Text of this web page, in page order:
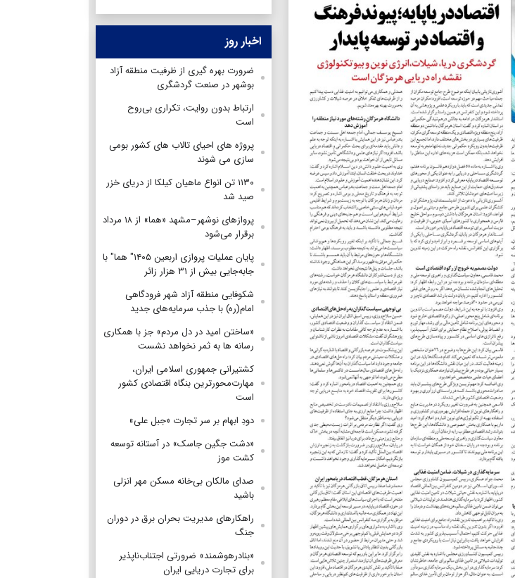
اخبار روز
ضرورت بهره گیری از ظرفیت منطقه آزاد
بوشهر در صنعت گردشگری
ارتباط بدون روایت، تکراری بی‌روح
است
پروژه های احیای تالاب های کشور بومی
سازی می شوند
۱۱۳۰ تن انواع ماهیان کیلکا از دریای خزر
صید شد
پروازهای نوشهر–مشهد «هما» از ۱۸ مرداد
برقرار می‌شود
پایان عملیات پروازی اربعین ۱۴۰۵" هما" با
جابه‌جایی بیش از ۳۱ هزار زائر
شکوفایی منطقه آزاد شهر فرودگاهی
امام(ره) با جذب سرمایه‌های جدید
«ساختن امید در دل مردم» جز با همکاری
رسانه ها به ثمر نخواهد نشست
کشتیرانی جمهوری اسلامی ایران،
مهارت‌محورترین بنگاه اقتصادی کشور
است
دودِ ابهام بر سر تجارت «جبل علی»
«دشت جگین جاسک» در آستانه توسعه
کشت موز
صدای مالکان بی‌خانه مسکن مهر انزلی
باشید
راهکارهای مدیریت بحران برق در دوران
جنگ
«بنادرهوشمند» ضرورتی اجتناب‌ناپذیر
برای تجارت دریایی ایران